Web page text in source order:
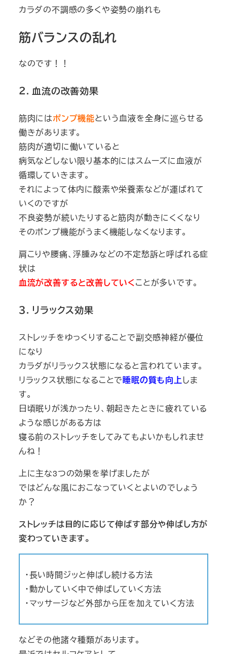
カラダの不調感の多くや姿勢の崩れも
筋バランスの乱れ
なのです！！
２. 血流の改善効果
筋肉にはポンプ機能という血液を全身に巡らせる
働きがあります。
筋肉が適切に働いていると
病気などしない限り基本的にはスムーズに血液が
循環していきます。
それによって体内に酸素や栄養素などが運ばれて
いくのですが
不良姿勢が続いたりすると筋肉が動きにくくなり
そのポンプ機能がうまく機能しなくなります。
肩こりや腰痛、浮腫みなどの不定愁訴と呼ばれる症
状は
血流が改善すると改善していくことが多いです。
３. リラックス効果
ストレッチをゆっくりすることで副交感神経が優位
になり
カラダがリラックス状態になると言われています。
リラックス状態になることで睡眠の質も向上しま
す。
日頃眠りが浅かったり、朝起きたときに疲れている
ような感じがある方は
寝る前のストレッチをしてみてもよいかもしれませ
んね！
上に主な3つの効果を挙げましたが
ではどんな風におこなっていくとよいのでしょう
か？
ストレッチは目的に応じて伸ばす部分や伸ばし方が
変わっていきます。
・長い時間ジッと伸ばし続ける方法
・動かしていく中で伸ばしていく方法
・マッサージなど外部から圧を加えていく方法
などその他諸々種類があります。